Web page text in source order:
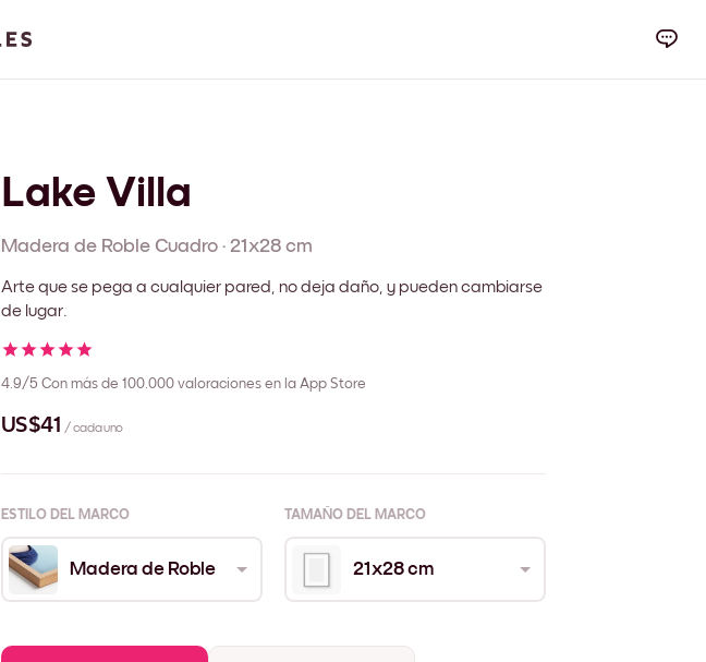
Lake Villa
Madera de Roble Cuadro · 21x28 cm
Arte que se pega a cualquier pared, no deja daño, y pueden cambiarse
de lugar.
4.9/5 Con más de 100.000 valoraciones en la App Store
US$41 / cada uno
ESTILO DEL MARCO TAMAÑO DEL MARCO
Madera de Roble 21x28 cm